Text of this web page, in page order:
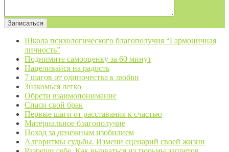
Школа психологического благополучия “Гармоничная
личность”
Поднимите самооценку за 60 минут
Нацеливайся на радость
7 шагов от одиночества к любви
Знакомься легко
Обрети взаимопонимание
Спаси свой брак
Первые шаги от расставания к счастью
Материальное благополучие
Поход за денежным изобилием
Алгоритмы судьбы. Измени сценарий своей жизни